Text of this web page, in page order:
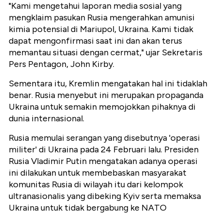
"Kami mengetahui laporan media sosial yang
mengklaim pasukan Rusia mengerahkan amunisi
kimia potensial di Mariupol, Ukraina. Kami tidak
dapat mengonfirmasi saat ini dan akan terus
memantau situasi dengan cermat," ujar Sekretaris
Pers Pentagon, John Kirby.
Sementara itu, Kremlin mengatakan hal ini tidaklah
benar. Rusia menyebut ini merupakan propaganda
Ukraina untuk semakin memojokkan pihaknya di
dunia internasional.
Rusia memulai serangan yang disebutnya 'operasi
militer' di Ukraina pada 24 Februari lalu. Presiden
Rusia Vladimir Putin mengatakan adanya operasi
ini dilakukan untuk membebaskan masyarakat
komunitas Rusia di wilayah itu dari kelompok
ultranasionalis yang dibeking Kyiv serta memaksa
Ukraina untuk tidak bergabung ke NATO